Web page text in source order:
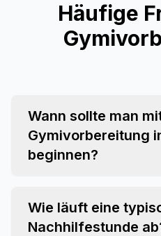
Häufige
Wann sollte man
Gymivorbereitung
beginnen?
Wie läuft eine
Nachhilfestunde